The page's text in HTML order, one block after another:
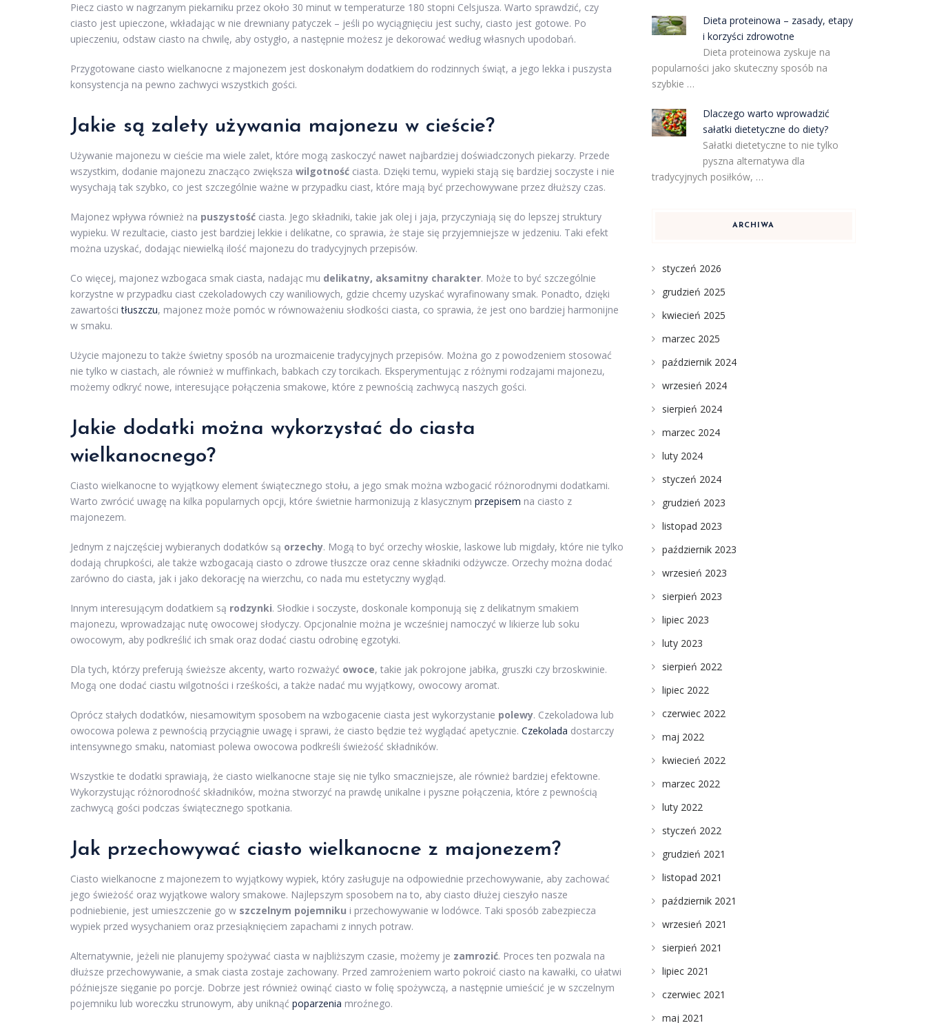
Piecz ciasto w nagrzanym piekarniku przez około 30 minut w temperaturze 180 stopni Celsjusza. Warto sprawdzić, czy
ciasto jest upieczone, wkładając w nie drewniany patyczek – jeśli po wyciągnięciu jest suchy, ciasto jest gotowe. Po
upieczeniu, odstaw ciasto na chwilę, aby ostygło, a następnie możesz je dekorować według własnych upodobań.
Przygotowane ciasto wielkanocne z majonezem jest doskonałym dodatkiem do rodzinnych świąt, a jego lekka i puszysta
konsystencja na pewno zachwyci wszystkich gości.
Jakie są zalety używania majonezu w cieście?
Używanie majonezu w cieście ma wiele zalet, które mogą zaskoczyć nawet najbardziej doświadczonych piekarzy. Przede
wszystkim, dodanie majonezu znacząco zwiększa wilgotność ciasta. Dzięki temu, wypieki stają się bardziej soczyste i nie
wysychają tak szybko, co jest szczególnie ważne w przypadku ciast, które mają być przechowywane przez dłuższy czas.
Majonez wpływa również na puszystość ciasta. Jego składniki, takie jak olej i jaja, przyczyniają się do lepszej struktury
wypieku. W rezultacie, ciasto jest bardziej lekkie i delikatne, co sprawia, że staje się przyjemniejsze w jedzeniu. Taki efekt
można uzyskać, dodając niewielką ilość majonezu do tradycyjnych przepisów.
Co więcej, majonez wzbogaca smak ciasta, nadając mu delikatny, aksamitny charakter. Może to być szczególnie
korzystne w przypadku ciast czekoladowych czy waniliowych, gdzie chcemy uzyskać wyrafinowany smak. Ponadto, dzięki
zawartościtłuszczu, majonez może pomóc w równoważeniu słodkości ciasta, co sprawia, że jest ono bardziej harmonijne
w smaku.
Użycie majonezu to także świetny sposób na urozmaicenie tradycyjnych przepisów. Można go z powodzeniem stosować
nie tylko w ciastach, ale również w muffinkach, babkach czy torcikach. Eksperymentując z różnymi rodzajami majonezu,
możemy odkryć nowe, interesujące połączenia smakowe, które z pewnością zachwycą naszych gości.
Jakie dodatki można wykorzystać do ciasta
wielkanocnego?
Ciasto wielkanocne to wyjątkowy element świątecznego stołu, a jego smak można wzbogacić różnorodnymi dodatkami.
Warto zwrócić uwagę na kilka popularnych opcji, które świetnie harmonizują z klasycznym przepisem na ciasto z
majonezem.
Jednym z najczęściej wybieranych dodatków są orzechy. Mogą to być orzechy włoskie, laskowe lub migdały, które nie tylko
dodają chrupkości, ale także wzbogacają ciasto o zdrowe tłuszcze oraz cenne składniki odżywcze. Orzechy można dodać
zarówno do ciasta, jak i jako dekorację na wierzchu, co nada mu estetyczny wygląd.
Innym interesującym dodatkiem są rodzynki. Słodkie i soczyste, doskonale komponują się z delikatnym smakiem
majonezu, wprowadzając nutę owocowej słodyczy. Opcjonalnie można je wcześniej namoczyć w likierze lub soku
owocowym, aby podkreślić ich smak oraz dodać ciastu odrobinę egzotyki.
Dla tych, którzy preferują świeższe akcenty, warto rozważyć owoce, takie jak pokrojone jabłka, gruszki czy brzoskwinie.
Mogą one dodać ciastu wilgotności i rześkości, a także nadać mu wyjątkowy, owocowy aromat.
Oprócz stałych dodatków, niesamowitym sposobem na wzbogacenie ciasta jest wykorzystanie polewy. Czekoladowa lub
owocowa polewa z pewnością przyciągnie uwagę i sprawi, że ciasto będzie też wyglądać apetycznie. Czekolada dostarczy
intensywnego smaku, natomiast polewa owocowa podkreśli świeżość składników.
Wszystkie te dodatki sprawiają, że ciasto wielkanocne staje się nie tylko smaczniejsze, ale również bardziej efektowne.
Wykorzystując różnorodność składników, można stworzyć na prawdę unikalne i pyszne połączenia, które z pewnością
zachwycą gości podczas świątecznego spotkania.
Jak przechowywać ciasto wielkanocne z majonezem?
Ciasto wielkanocne z majonezem to wyjątkowy wypiek, który zasługuje na odpowiednie przechowywanie, aby zachować
jego świeżość oraz wyjątkowe walory smakowe. Najlepszym sposobem na to, aby ciasto dłużej cieszyło nasze
podniebienie, jest umieszczenie go w szczelnym pojemniku i przechowywanie w lodówce. Taki sposób zabezpiecza
wypiek przed wysychaniem oraz przesiąknięciem zapachami z innych potraw.
Alternatywnie, jeżeli nie planujemy spożywać ciasta w najbliższym czasie, możemy je zamrozić. Proces ten pozwala na
dłuższe przechowywanie, a smak ciasta zostaje zachowany. Przed zamrożeniem warto pokroić ciasto na kawałki, co ułatwi
późniejsze sięganie po porcje. Dobrze jest również owinąć ciasto w folię spożywczą, a następnie umieścić je w szczelnym
pojemniku lub woreczku strunowym, aby uniknąć poparzenia mroźnego.
Dieta proteinowa – zasady, etapy
i korzyści zdrowotne
Dieta proteinowa zyskuje na
popularności jako skuteczny sposób na
szybkie …
Dlaczego warto wprowadzić
sałatki dietetyczne do diety?
Sałatki dietetyczne to nie tylko
pyszna alternatywa dla
tradycyjnych posiłków, …
ARCHIWA
styczeń 2026
grudzień 2025
kwiecień 2025
marzec 2025
październik 2024
wrzesień 2024
sierpień 2024
marzec 2024
luty 2024
styczeń 2024
grudzień 2023
listopad 2023
październik 2023
wrzesień 2023
sierpień 2023
lipiec 2023
luty 2023
sierpień 2022
lipiec 2022
czerwiec 2022
maj 2022
kwiecień 2022
marzec 2022
luty 2022
styczeń 2022
grudzień 2021
listopad 2021
październik 2021
wrzesień 2021
sierpień 2021
lipiec 2021
czerwiec 2021
maj 2021